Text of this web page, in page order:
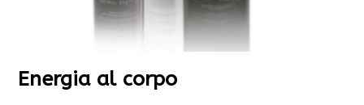
Energia al corpo